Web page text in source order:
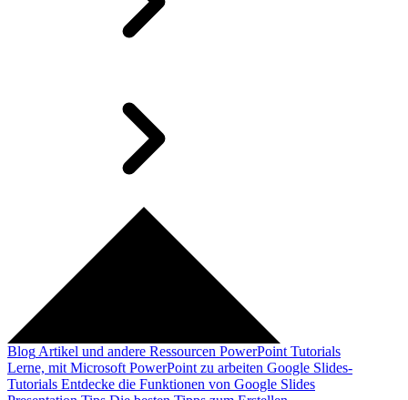
Blog Artikel und andere Ressourcen PowerPoint Tutorials
Lerne, mit Microsoft PowerPoint zu arbeiten Google Slides-
Tutorials Entdecke die Funktionen von Google Slides